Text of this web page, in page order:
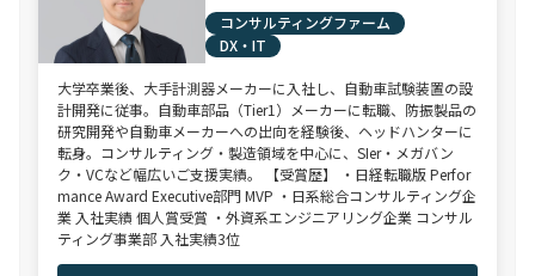
コンサルティングファーム
DX・IT
大学卒業後、大手計測器メーカーに入社し、自動車試験装置の設
計開発に従事。自動車部品（Tier1）メーカーに転職、防振製品の
研究開発や自動車メーカーへの出向を経験後、ヘッドハンターに
転身。コンサルティング・製造領域を中心に、SIer・メガバン
ク・VCなど幅広いご支援実績。 【受賞歴】 ・日経転職版 Perfor
mance Award Executive部門 MVP ・日系総合コンサルティング企
業 入社実績 個人賞受賞 ・外資系エンジニアリング企業 コンサル
ティング事業部 入社実績3位